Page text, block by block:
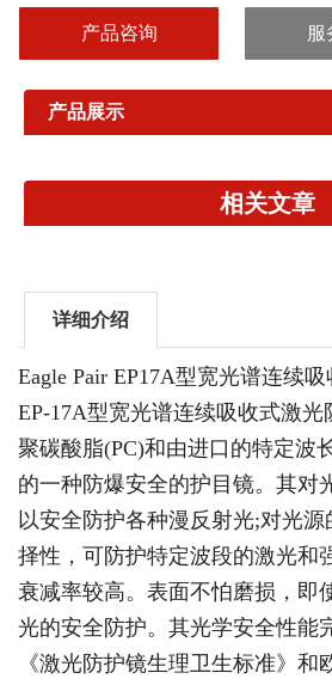
怕磨损，即...
产品咨询 服
产品展示
相关文章
详细介绍
Eagle Pair EP17A型宽光谱连续
EP-17A型宽光谱连续吸收式激
聚碳酸脂(PC)和由进口的特定波
的一种防爆安全的护目镜。其对
以安全防护各种漫反射光;对光
择性，可防护特定波段的激光和
衰减率较高。表面不怕磨损，即
光的安全防护。其光学安全性能
《激光防护镜生理卫生标准》和